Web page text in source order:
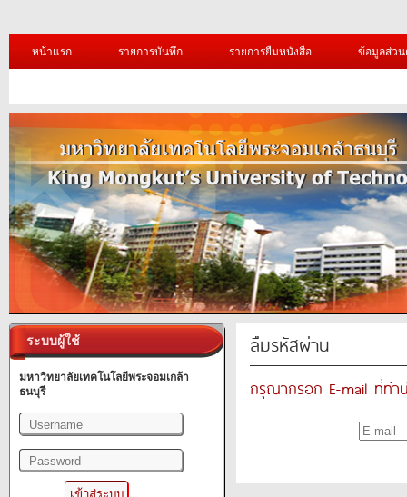
หน้าแรก รายการบันทึก รายการยืมหนังสือ ข้อมูลส่ว
ระบบผู้ใช้
มหาวิทยาลัยเทคโนโลยีพระจอมเกล้า
ธนบุรี
ลืมรหัสผ่าน
กรุณากรอก E-mail ที่ท่าน